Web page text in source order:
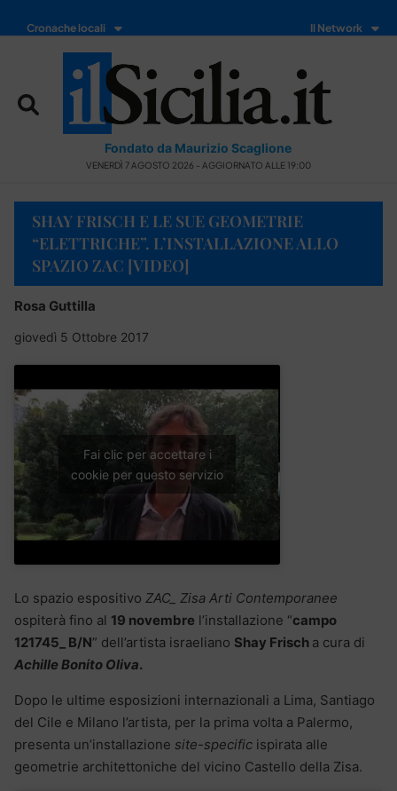
Cronache locali Il Network
Fondato da Maurizio Scaglione
VENERDÌ 7 AGOSTO 2026 - AGGIORNATO ALLE 19:00
SHAY FRISCH E LE SUE GEOMETRIE
“ELETTRICHE”. L’INSTALLAZIONE ALLO
SPAZIO ZAC [VIDEO]
Rosa Guttilla
giovedì 5 Ottobre 2017
Fai clic per accettare i
cookie per questo servizio
Lo spazio espositivo ZAC_ Zisa Arti Contemporanee
ospiterà fino al 19 novembre l’installazione “campo
121745_ B/N” dell’artista israeliano Shay Frisch a cura di
Achille Bonito Oliva.
Dopo le ultime esposizioni internazionali a Lima, Santiago
del Cile e Milano l’artista, per la prima volta a Palermo,
presenta un’installazione site-specific ispirata alle
geometrie architettoniche del vicino Castello della Zisa.